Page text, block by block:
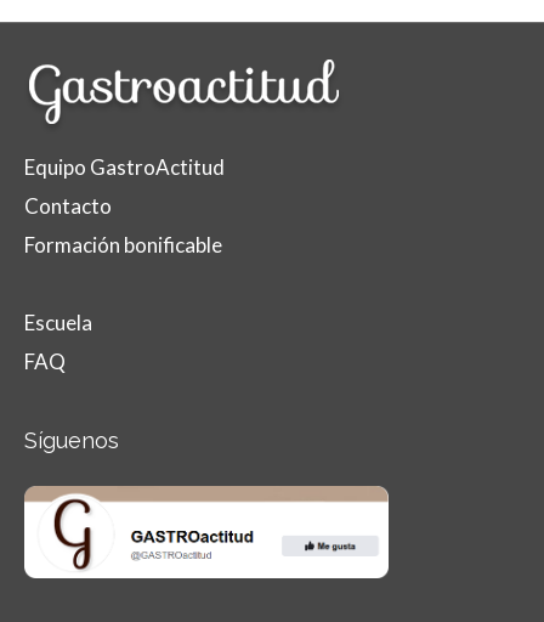
Equipo GastroActitud
Contacto
Formación bonificable
Escuela
FAQ
Síguenos